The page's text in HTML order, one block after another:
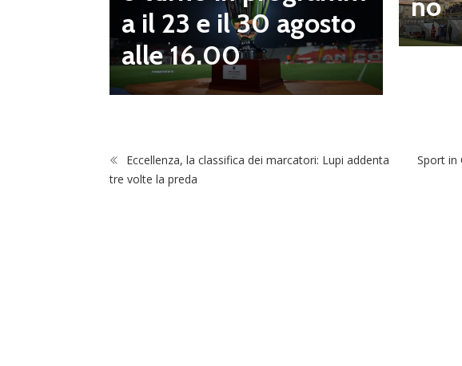
a il 23 e il 30 agosto
alle 16.00
Eccellenza, la classifica dei marcatori: Lupi addenta
tre volte la preda
Sport in